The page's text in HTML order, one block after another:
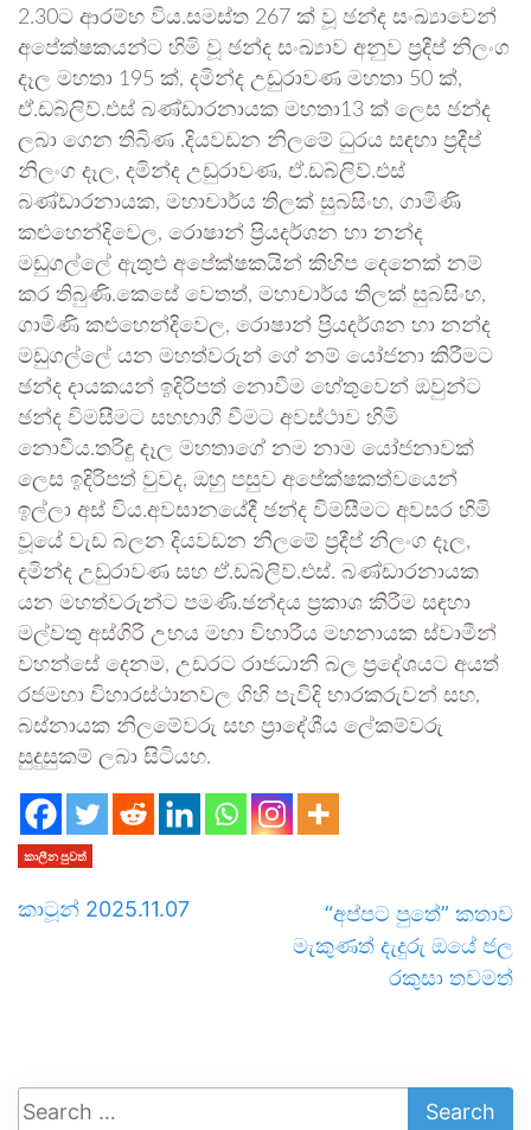
2.30ට ආරම්භ විය.සමස්ත 267 ක් වූ ඡන්ද සංඛ්‍යාවෙන්
අපේක්ෂකයන්ට හිමි වූ ඡන්ද සංඛ්‍යාව අනුව ප්‍රදීප් නිලංග
දෑල මහතා 195 ක්, දමින්ද උඩුරාවණ මහතා 50 ක්,
ඒ.ඩබ්ලිව්.එස් බණ්ඩාරනායක මහතා13 ක් ලෙස ඡන්ද
ලබා ගෙන තිබිණ .දියවඩන නිලමේ ධුරය සඳහා ප්‍රදීප්
නිලංග දෑල, දමින්ද උඩුරාවණ, ඒ.ඩබ්ලිව්.එස්
බණ්ඩාරනායක, මහාචාර්ය තිලක් සුබසිංහ, ගාමිණි
කළුහෙන්දිවෙල, රොෂාන් ප්‍රියදර්ශන හා නන්ද
මඩුගල්ලේ ඇතුළු අපේක්ෂකයින් කිහිප දෙනෙක් නම්
කර තිබුණි.කෙසේ වෙතත්, මහාචාර්ය තිලක් සුබසිංහ,
ගාමිණි කළුහෙන්දිවෙල, රොෂාන් ප්‍රියදර්ශන හා නන්ද
මඩුගල්ලේ යන මහත්වරුන් ගේ නම් යෝජනා කිරීමට
ඡන්ද දායකයන් ඉදිරිපත් නොවීම හේතුවෙන් ඔවුන්ට
ඡන්ද විමසීමට සහභාගී වීමට අවස්ථාව හිමි
නොවීය.තරිඳු දෑල මහතාගේ නම නාම යෝජනාවක්
ලෙස ඉදිරිපත් වුවද, ඔහු පසුව අපේක්ෂකත්වයෙන්
ඉල්ලා අස් විය.අවසානයේදී ඡන්ද විමසීමට අවසර හිමි
වූයේ වැඩ බලන දියවඩන නිලමේ ප්‍රදීප් නිලංග දෑල,
දමින්ද උඩුරාවණ සහ ඒ.ඩබ්ලිව්.එස්. බණ්ඩාරනායක
යන මහත්වරුන්ට පමණි.ඡන්දය ප්‍රකාශ කිරීම සඳහා
මල්වතු අස්ගිරි උභය මහා විහාරීය මහනායක ස්වාමීන්
වහන්සේ දෙනම, උඩරට රාජධානි බල ප්‍රදේශයට අයත්
රජමහා විහාරස්ථානවල ගිහි පැවිදි භාරකරුවන් සහ,
බස්නායක නිලමේවරු සහ ප්‍රාදේශීය ලේකම්වරු
සුදුසුකම් ලබා සිටියහ.
කාලීන පුවත්
කාටූන් 2025.11.07
“අප්පට පුතේ” කතාව
මැකුණත් දැදුරු ඔයේ ජල
රකුසා තවමත්